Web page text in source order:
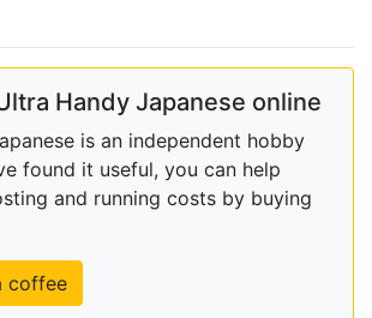
Handy Japanese online
is an independent hobby
found it useful, you can help
and running costs by buying
coffee